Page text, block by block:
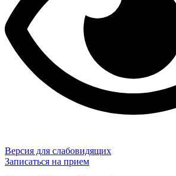
Версия для слабовидящих
Записаться на прием